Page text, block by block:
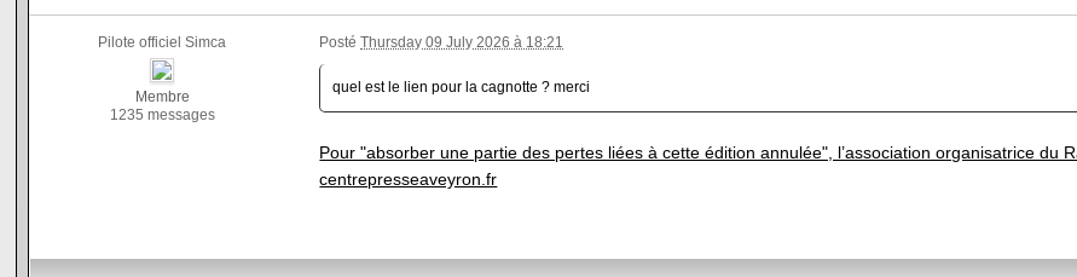
Pilote officiel Simca
Membre
1235 messages
PostéThursday 09 July 2026 à 18:21
quel est le lien pour la cagnotte ? merci
Pour "absorber une partie des pertes liées à cette édition annulée", l’association organisatrice du
centrepresseaveyron.fr